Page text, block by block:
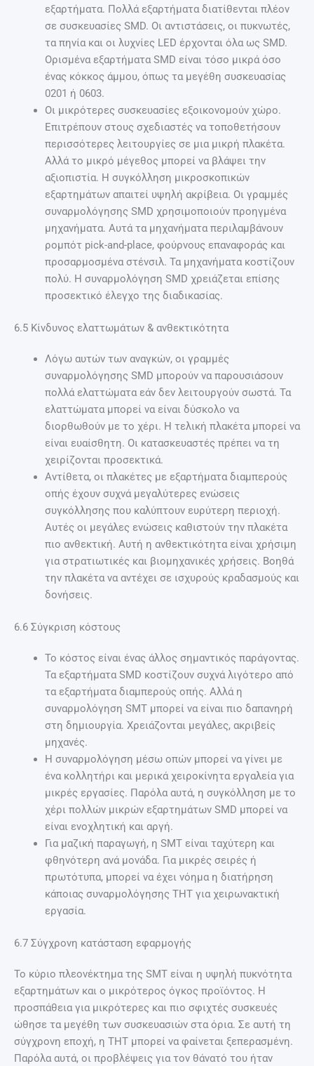
εξαρτήματα. Πολλά εξαρτήματα διατίθενται πλέον
σε συσκευασίες SMD. Οι αντιστάσεις, οι πυκνωτές,
τα πηνία και οι λυχνίες LED έρχονται όλα ως SMD.
Ορισμένα εξαρτήματα SMD είναι τόσο μικρά όσο
ένας κόκκος άμμου, όπως τα μεγέθη συσκευασίας
0201 ή 0603.
Οι μικρότερες συσκευασίες εξοικονομούν χώρο.
Επιτρέπουν στους σχεδιαστές να τοποθετήσουν
περισσότερες λειτουργίες σε μια μικρή πλακέτα.
Αλλά το μικρό μέγεθος μπορεί να βλάψει την
αξιοπιστία. Η συγκόλληση μικροσκοπικών
εξαρτημάτων απαιτεί υψηλή ακρίβεια. Οι γραμμές
συναρμολόγησης SMD χρησιμοποιούν προηγμένα
μηχανήματα. Αυτά τα μηχανήματα περιλαμβάνουν
ρομπότ pick-and-place, φούρνους επαναφοράς και
προσαρμοσμένα στένσιλ. Τα μηχανήματα κοστίζουν
πολύ. Η συναρμολόγηση SMD χρειάζεται επίσης
προσεκτικό έλεγχο της διαδικασίας.
6.5 Κίνδυνος ελαττωμάτων & ανθεκτικότητα
Λόγω αυτών των αναγκών, οι γραμμές
συναρμολόγησης SMD μπορούν να παρουσιάσουν
πολλά ελαττώματα εάν δεν λειτουργούν σωστά. Τα
ελαττώματα μπορεί να είναι δύσκολο να
διορθωθούν με το χέρι. Η τελική πλακέτα μπορεί να
είναι ευαίσθητη. Οι κατασκευαστές πρέπει να τη
χειρίζονται προσεκτικά.
Αντίθετα, οι πλακέτες με εξαρτήματα διαμπερούς
οπής έχουν συχνά μεγαλύτερες ενώσεις
συγκόλλησης που καλύπτουν ευρύτερη περιοχή.
Αυτές οι μεγάλες ενώσεις καθιστούν την πλακέτα
πιο ανθεκτική. Αυτή η ανθεκτικότητα είναι χρήσιμη
για στρατιωτικές και βιομηχανικές χρήσεις. Βοηθά
την πλακέτα να αντέχει σε ισχυρούς κραδασμούς και
δονήσεις.
6.6 Σύγκριση κόστους
Το κόστος είναι ένας άλλος σημαντικός παράγοντας.
Τα εξαρτήματα SMD κοστίζουν συχνά λιγότερο από
τα εξαρτήματα διαμπερούς οπής. Αλλά η
συναρμολόγηση SMT μπορεί να είναι πιο δαπανηρή
στη δημιουργία. Χρειάζονται μεγάλες, ακριβείς
μηχανές.
Η συναρμολόγηση μέσω οπών μπορεί να γίνει με
ένα κολλητήρι και μερικά χειροκίνητα εργαλεία για
μικρές εργασίες. Παρόλα αυτά, η συγκόλληση με το
χέρι πολλών μικρών εξαρτημάτων SMD μπορεί να
είναι ενοχλητική και αργή.
Για μαζική παραγωγή, η SMT είναι ταχύτερη και
φθηνότερη ανά μονάδα. Για μικρές σειρές ή
πρωτότυπα, μπορεί να έχει νόημα η διατήρηση
κάποιας συναρμολόγησης THT για χειρωνακτική
εργασία.
6.7 Σύγχρονη κατάσταση εφαρμογής
Το κύριο πλεονέκτημα της SMT είναι η υψηλή πυκνότητα
εξαρτημάτων και ο μικρότερος όγκος προϊόντος. Η
προσπάθεια για μικρότερες και πιο σφιχτές συσκευές
ώθησε τα μεγέθη των συσκευασιών στα όρια. Σε αυτή τη
σύγχρονη εποχή, η THT μπορεί να φαίνεται ξεπερασμένη.
Παρόλα αυτά, οι προβλέψεις για τον θάνατό του ήταν